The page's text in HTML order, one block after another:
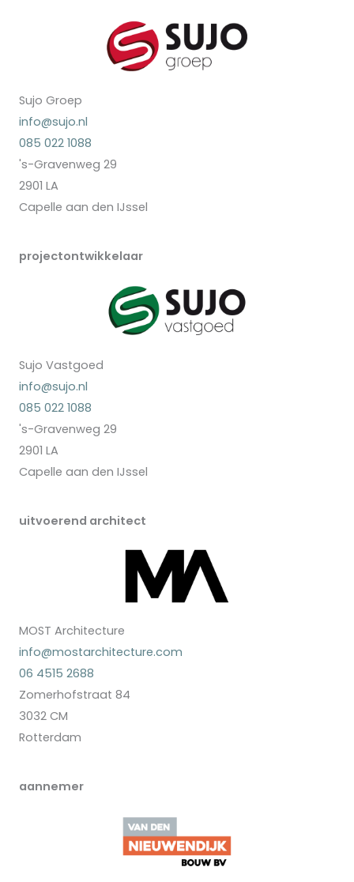
Sujo Groep
info@sujo.nl
085 022 1088
's-Gravenweg 29
2901 LA
Capelle aan den IJssel
projectontwikkelaar
Sujo Vastgoed
info@sujo.nl
085 022 1088
's-Gravenweg 29
2901 LA
Capelle aan den IJssel
uitvoerend architect
MOST Architecture
info@mostarchitecture.com
06 4515 2688
Zomerhofstraat 84
3032 CM
Rotterdam
aannemer